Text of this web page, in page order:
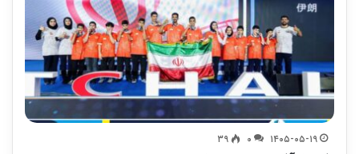
۱۴۰۵-۰۵-۱۹ ۰ ۳۹